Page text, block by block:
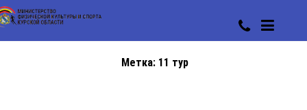
Метка: 11 тур